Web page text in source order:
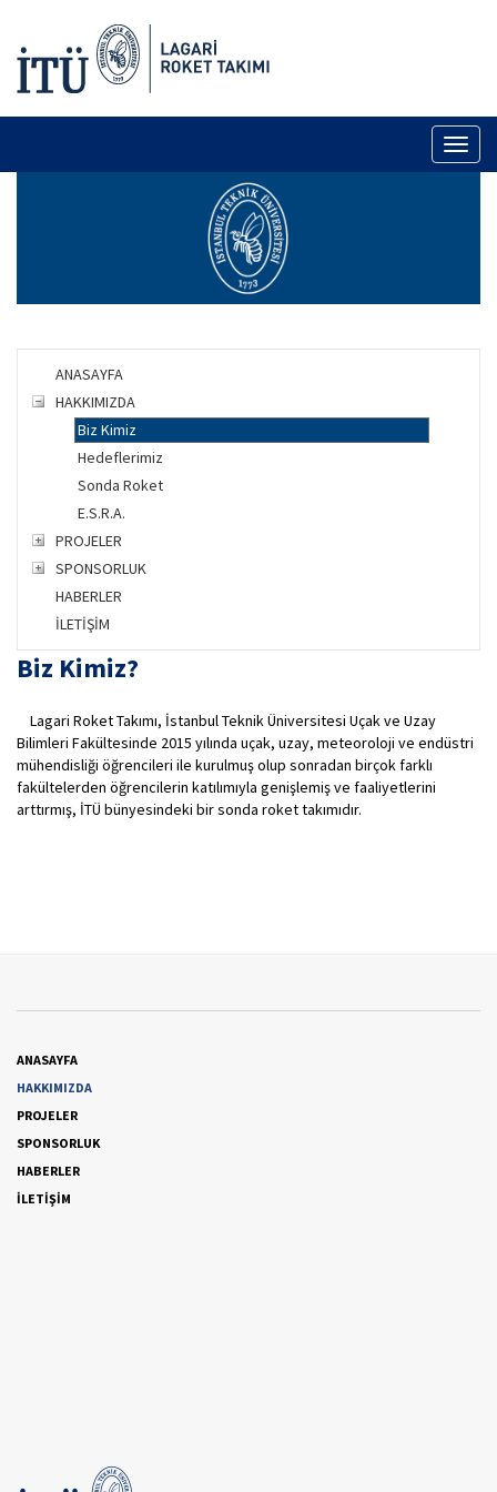
ANASAYFA
HAKKIMIZDA
Biz Kimiz
Hedeflerimiz
Sonda Roket
E.S.R.A.
PROJELER
SPONSORLUK
HABERLER
İLETİŞİM
Biz Kimiz?
Lagari Roket Takımı, İstanbul Teknik Üniversitesi Uçak ve Uzay
Bilimleri Fakültesinde 2015 yılında uçak, uzay, meteoroloji ve endüstri
mühendisliği öğrencileri ile kurulmuş olup sonradan birçok farklı
fakültelerden öğrencilerin katılımıyla genişlemiş ve faaliyetlerini
arttırmış, İTÜ bünyesindeki bir sonda roket takımıdır.
ANASAYFA
HAKKIMIZDA
PROJELER
SPONSORLUK
HABERLER
İLETİŞİM